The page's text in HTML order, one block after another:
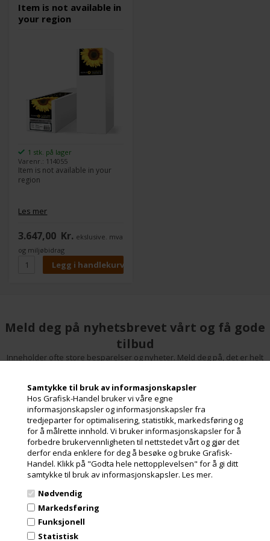
Samtykke til bruk av informasjonskapsler
Hos Grafisk-Handel bruker vi våre egne
informasjonskapsler og informasjonskapsler fra
tredjeparter for optimalisering, statistikk, markedsføring og
for å målrette innhold. Vi bruker informasjonskapsler for å
forbedre brukervennligheten til nettstedet vårt og gjør det
derfor enda enklere for deg å besøke og bruke Grafisk-
Handel. Klikk på "Godta hele nettopplevelsen" for å gi ditt
samtykke til bruk av informasjonskapsler. Les mer.
Nødvendig
Markedsføring
Funksjonell
Statistisk
Item is not available in
your region
1 stk. på lager
Varenr.: 114055
Item is not available in your
region
Les mer
3.647,00 Kr. ekslusive. mva
og miljøbidrag
Meld deg på nyhetsbrevet vårt og få gode
tilbud
Inneholder ofte store besparelser og nyheter. Meld deg på, det er helt
Grafisk-Handel A/S © 2009
Kærgårdsvej 1, 2650 Hvidovre